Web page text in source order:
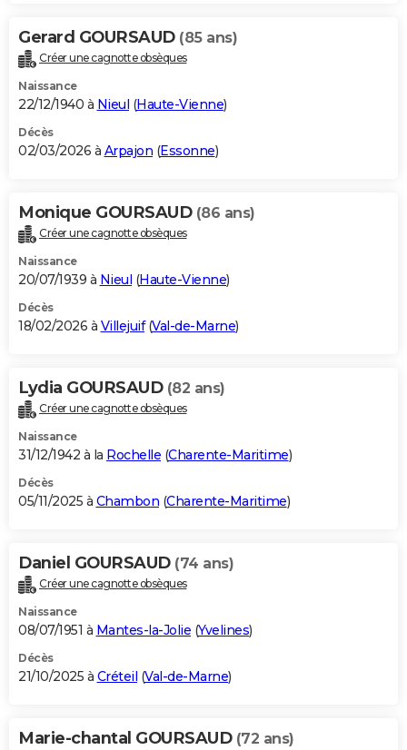
Gerard GOURSAUD (85 ans)
Créer une cagnotte obsèques
Naissance
22/12/1940 à Nieul (Haute-Vienne)
Décès
02/03/2026 à Arpajon (Essonne)
Monique GOURSAUD (86 ans)
Créer une cagnotte obsèques
Naissance
20/07/1939 à Nieul (Haute-Vienne)
Décès
18/02/2026 à Villejuif(Val-de-Marne)
Lydia GOURSAUD (82 ans)
Créer une cagnotte obsèques
Naissance
31/12/1942 à la Rochelle (Charente-Maritime)
Décès
05/11/2025 à Chambon (Charente-Maritime)
Daniel GOURSAUD (74 ans)
Créer une cagnotte obsèques
Naissance
08/07/1951 à Mantes-la-Jolie (Yvelines)
Décès
21/10/2025 à Créteil (Val-de-Marne)
Marie-chantal GOURSAUD (72 ans)